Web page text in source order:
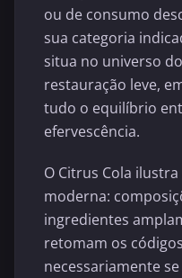
ou de consumo
sua categoria
situa no universo
restauração leve,
tudo o equilíbrio
efervescência.
O Citrus Cola
moderna:
ingredientes
retomam os
necessariamente